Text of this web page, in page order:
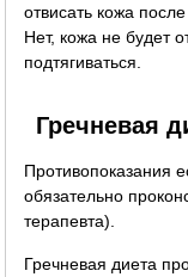
отвисать кожа
Нет, кожа не будет
подтягиваться.
Гречневая
Противопоказания
обязательно
терапевта).
Гречневая диета